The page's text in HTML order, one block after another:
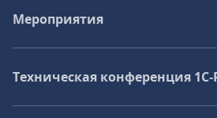
Мероприятия
Техническая конференция